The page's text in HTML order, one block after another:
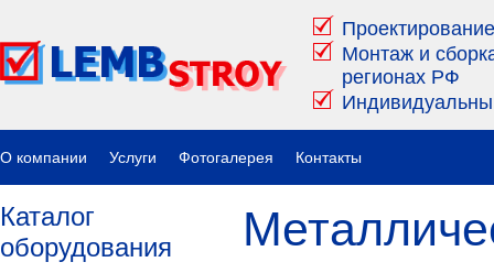
Mонтаж и
регионах РФ
О компании Услуги Фотогалерея Контакты
Каталог
оборудования